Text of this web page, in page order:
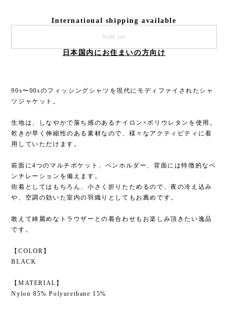
International shipping available
Sold out
日本国内にお住まいの方向け
90s〜00sのフィッシングシャツを現代にモディファイされたシャ
ツジャケット。
生地は、しなやかで落ち感のあるナイロン×ポリウレタンを使用。
乾きが早く伸縮性のある素材なので、様々なアクティビティに着
用していただけます。
前面に4つのマルチポケット、ペンホルダー、背面には特徴的なベ
ンチレーションを備えます。
街着としてはもちろん、小さく折りたためるので、夜の冷え込み
や、空調の効いた室内の羽織りとしてもお薦めです。
敢えて綺麗めなトラウザーとの着合わせもお楽しみ頂きたい逸品
です。
【COLOR】
BLACK
【MATERIAL】
Nylon 85% Polyurethane 15%